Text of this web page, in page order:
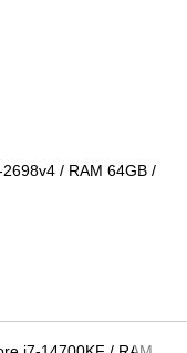
2698v4 / RAM 64GB /